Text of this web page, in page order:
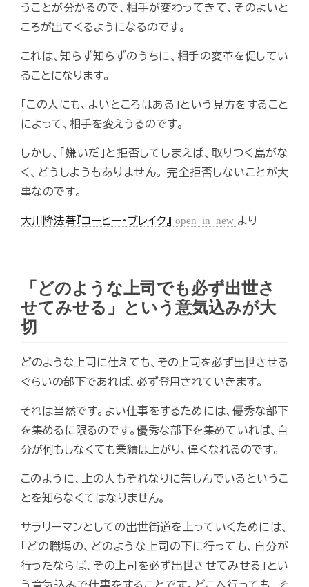
うことが分かるので、相手が変わってきて、そのよいと
ころが出てくるようになるのです。
これは、知らず知らずのうちに、相手の変革を促してい
ることになります。
「この人にも、よいところはある」という見方をすること
によって、相手を変えうるのです。
しかし、「嫌いだ」と拒否してしまえば、取りつく島がな
く、どうしようもありません。 完全拒否しないことが大
事なのです。
大川隆法著『コーヒー・ブレイク』 open_in_new より
「どのような上司でも必ず出世さ
せてみせる」という意気込みが大
切
どのような上司に仕えても、その上司を必ず出世させる
ぐらいの部下であれば、必ず登用されていきます。
それは当然です。よい仕事をするためには、優秀な部下
を集めるに限るのです。優秀な部下を集めていれば、自
分が何もしなくても業績は上がり、偉くなれるのです。
このように、上の人もそれなりに苦しんでいるというこ
とを知らなくてはなりません。
サラリーマンとしての出世街道を上っていくためには、
「どの職場の、どのような上司の下に行っても、自分が
行ったならば、その上司を必ず出世させてみせる」とい
う意気込みで仕事をすることです。どこへ行っても、そ